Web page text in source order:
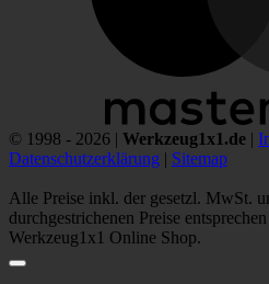
© 1998 - 2026 | Werkzeug1x1.de |
Datenschutzerklärung | Sitemap
Alle Preise inkl. der gesetzl. MwSt.
durchgestrichenen Preise
Werkzeug1x1 Online Shop.